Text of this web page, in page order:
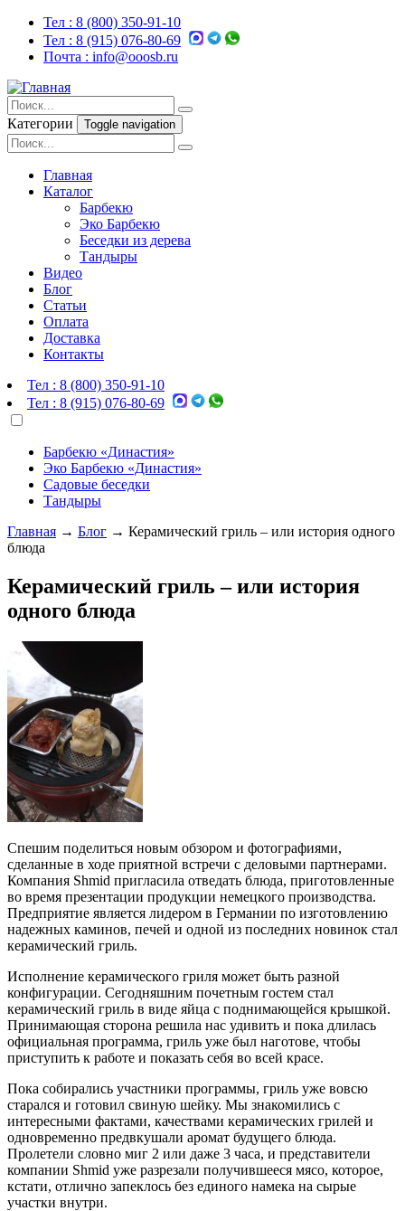
Тел : 8 (800) 350-91-10
Тел : 8 (915) 076-80-69
Почта : info@ooosb.ru
Категории Toggle navigation
Главная
Каталог
Барбекю
Эко Барбекю
Беседки из дерева
Тандыры
Видео
Блог
Статьи
Оплата
Доставка
Контакты
Тел : 8 (800) 350-91-10
Тел : 8 (915) 076-80-69
Барбекю «Династия»
Эко Барбекю «Династия»
Садовые беседки
Тандыры
Главная → Блог → Керамический гриль – или история одного
блюда
Керамический гриль – или история
одного блюда
Спешим поделиться новым обзором и фотографиями,
сделанные в ходе приятной встречи с деловыми партнерами.
Компания Shmid пригласила отведать блюда, приготовленные
во время презентации продукции немецкого производства.
Предприятие является лидером в Германии по изготовлению
надежных каминов, печей и одной из последних новинок стал
керамический гриль.
Исполнение керамического гриля может быть разной
конфигурации. Сегодняшним почетным гостем стал
керамический гриль в виде яйца с поднимающейся крышкой.
Принимающая сторона решила нас удивить и пока длилась
официальная программа, гриль уже был наготове, чтобы
приступить к работе и показать себя во всей красе.
Пока собирались участники программы, гриль уже вовсю
старался и готовил свиную шейку. Мы знакомились с
интересными фактами, качествами керамических грилей и
одновременно предвкушали аромат будущего блюда.
Пролетели словно миг 2 или даже 3 часа, и представители
компании Shmid уже разрезали получившееся мясо, которое,
кстати, отлично запеклось без единого намека на сырые
участки внутри.